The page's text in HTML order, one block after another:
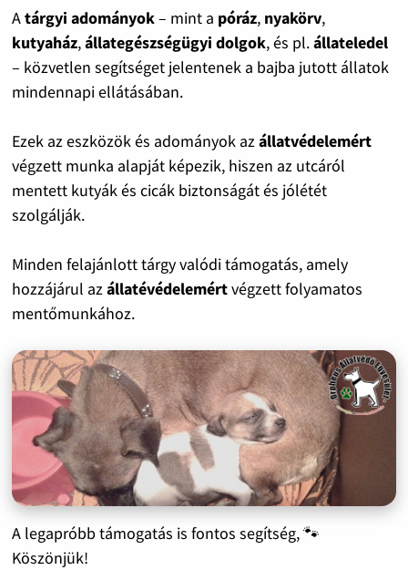
Atárgyi adományok– mint a póráz, nyakörv,
kutyaház,állategészségügyi dolgok, és pl.állateledel
– közvetlen segítséget jelentenek a bajba jutott állatok
mindennapi ellátásában.
Ezek az eszközök és adományok azállatvédelemért
végzett munka alapját képezik, hiszen az utcáról
mentett kutyák és cicák biztonságát és jólétét
szolgálják.
Minden felajánlott tárgy valódi támogatás, amely
hozzájárul azállatévédelemértvégzett folyamatos
mentőmunkához.
A legapróbb támogatás is fontos segítség, 🐾
Köszönjük!